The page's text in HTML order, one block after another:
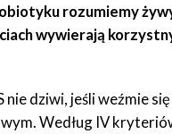
rozumiemy
wywierają
dziwi, jeśli weźmie
Według IV